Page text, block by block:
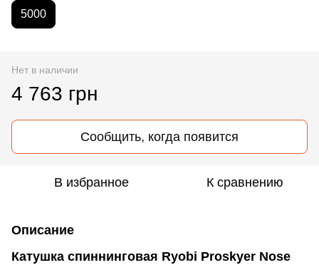
5000
Нет в наличии
4 763 грн
Сообщить, когда появится
В избранное К сравнению
Описание
Катушка спиннинговая Ryobi Proskyer Nose